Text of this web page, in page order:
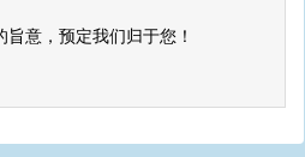
意，预定我们归于您！